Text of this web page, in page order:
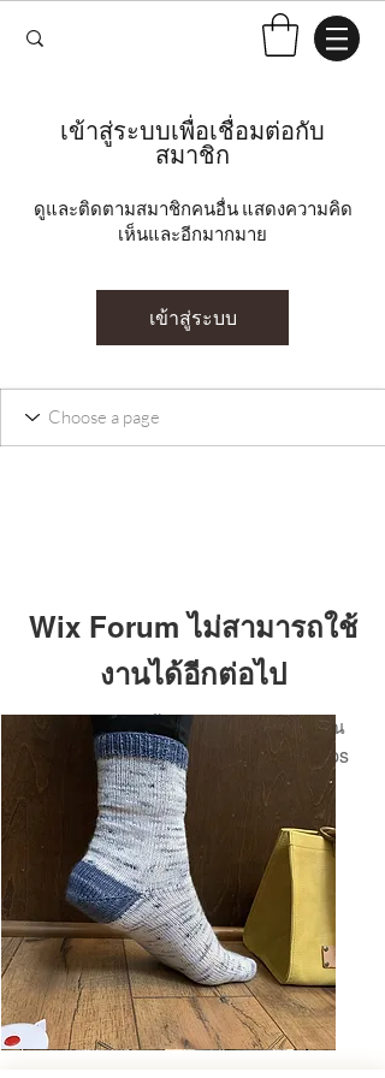
เข้าสู่ระบบเพื่อเชื่อมต่อกับ
สมาชิก
ดูและติดตามสมาชิกคนอื่น แสดงความคิด
เห็นและอีกมากมาย
เข้าสู่ระบบ
Wix Forum ไม่สามารถใช้
งานได้อีกต่อไป
แอปพลิเคชันนี้ถูกยกเลิกแล้ว หากคุณ
ต้องการแอปชุมชน ให้ใช้ Wix Groups
Basic